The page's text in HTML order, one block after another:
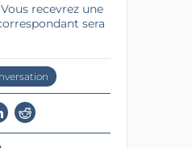
recevrez une
sera